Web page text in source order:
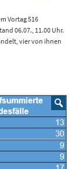
Vortag 516
06.07., 11.00 Uhr.
vier von ihnen